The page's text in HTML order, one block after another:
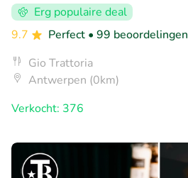
Erg populaire deal
9.7
Perfect • 99 beoordelingen
Gio Trattoria
Antwerpen (0km)
Verkocht: 376